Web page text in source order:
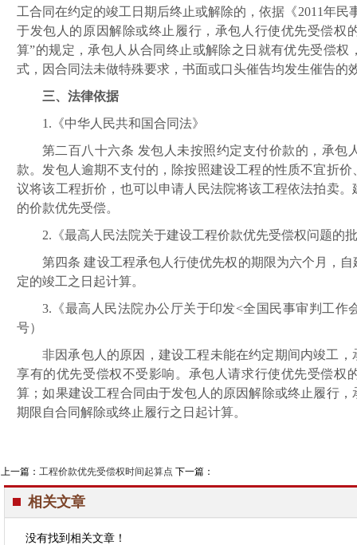
工合同在约定的竣工日期后终止或解除的，依据《2011年民
于发包人的原因解除或终止履行，承包人行使优先受偿权
算”的规定，承包人从合同终止或解除之日就有优先受偿
式，因合同法未做特殊要求，书面或口头催告均发生催告的
三、法律依据
1.《中华人民共和国合同法》
第二百八十六条 发包人未按照约定支付价款的，承包
款。发包人逾期不支付的，除按照建设工程的性质不宜折
议将该工程折价，也可以申请人民法院将该工程依法拍卖
的价款优先受偿。
2.《最高人民法院关于建设工程价款优先受偿权问题的
第四条 建设工程承包人行使优先权的期限为六个月，
定的竣工之日起计算。
3.《最高人民法院办公厅关于印发<全国民事审判工作
号）
非因承包人的原因，建设工程未能在约定期间内竣工
享有的优先受偿权不受影响。承包人请求行使优先受偿权
算；如果建设工程合同由于发包人的原因解除或终止履行
期限自合同解除或终止履行之日起计算。
上一篇： 工程价款优先受偿权时间起算点 下一篇：
相关文章
没有找到相关文章！